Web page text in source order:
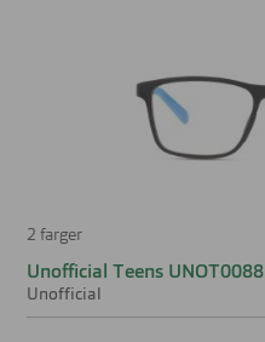
2 farger
Unofficial Teens UNOT0088
Unofficial